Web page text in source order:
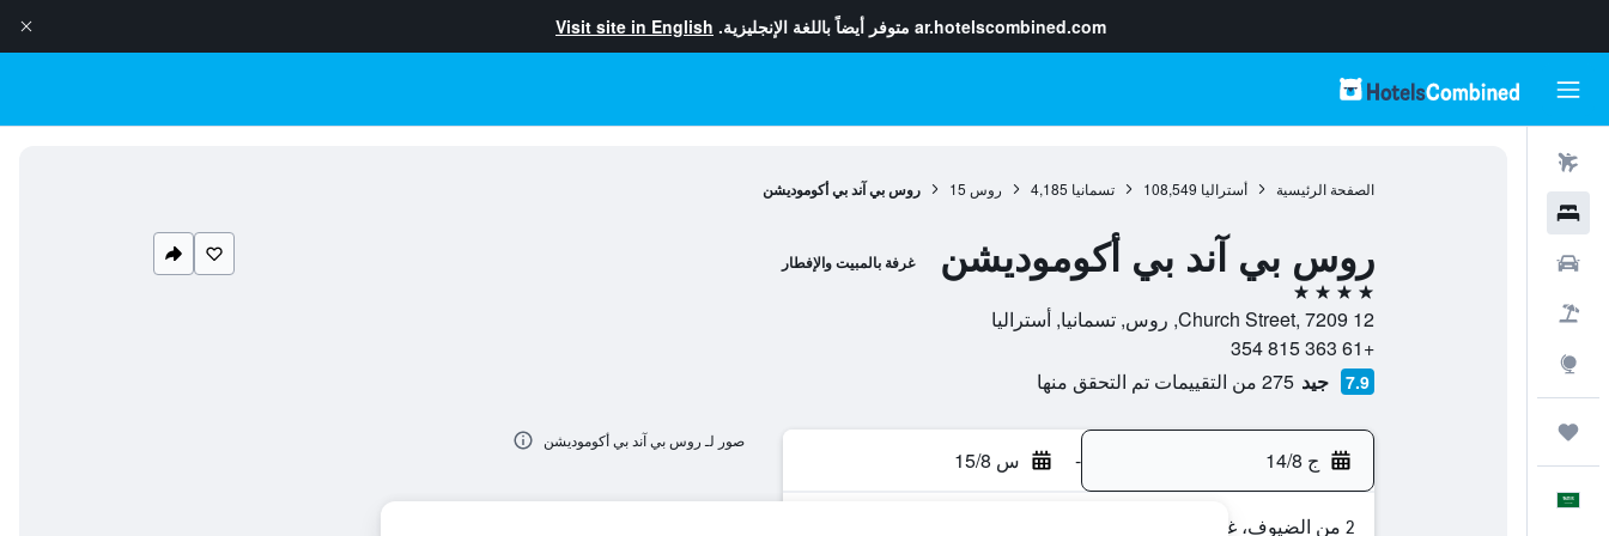
ar.hotelscombined.com متوفر أيضاً باللغة الإنجليزية. Visit site in English
الصفحة الرئيسية أستراليا 108,549 تسمانيا 4,185 روس 15 روس بي آند بي أكوموديشن
روس بي آند بي أكوموديشن غرفة بالمبيت والإفطار
4 نجوم
12 Church Street, 7209, روس, تسمانيا, أستراليا
+61 363 815 354
7.9 جيد 275 من التقييمات تم التحقق منها
ج 14/8 - س 15/8
2 من الضيوف، غرفة واحدة
صور لـ روس بي آند بي أكوموديشن